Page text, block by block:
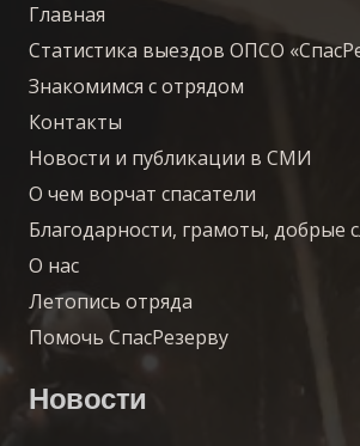
Главная
Статистика выездов ОПСО
Знакомимся с отрядом
Контакты
Новости и публикации в СМИ
О чем ворчат спасатели
Благодарности, грамоты, добрые
О нас
Летопись отряда
Помочь СпасРезерву
Новости